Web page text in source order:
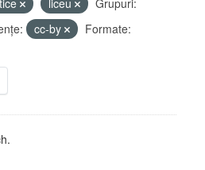
liceu
Grupuri:
cc-by
Formate: